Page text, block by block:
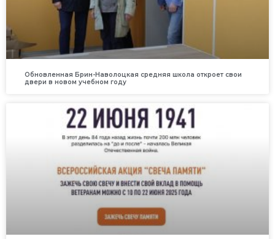
Обновленная Брин-Наволоцкая средняя школа откроет свои
двери в новом учебном году